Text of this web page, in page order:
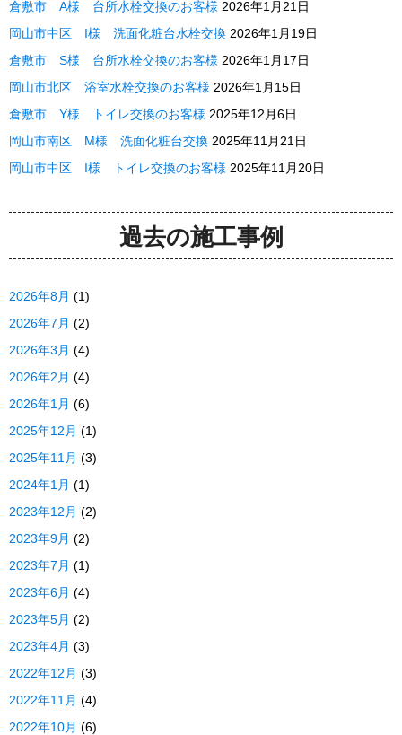
倉敷市 A様 台所水栓交換のお客様 2026年1月21日
岡山市中区 I様 洗面化粧台水栓交換 2026年1月19日
倉敷市 S様 台所水栓交換のお客様 2026年1月17日
岡山市北区 浴室水栓交換のお客様 2026年1月15日
倉敷市 Y様 トイレ交換のお客様 2025年12月6日
岡山市南区 M様 洗面化粧台交換 2025年11月21日
岡山市中区 I様 トイレ交換のお客様 2025年11月20日
過去の施工事例
2026年8月 (1)
2026年7月 (2)
2026年3月 (4)
2026年2月 (4)
2026年1月 (6)
2025年12月 (1)
2025年11月 (3)
2024年1月 (1)
2023年12月 (2)
2023年9月 (2)
2023年7月 (1)
2023年6月 (4)
2023年5月 (2)
2023年4月 (3)
2022年12月 (3)
2022年11月 (4)
2022年10月 (6)